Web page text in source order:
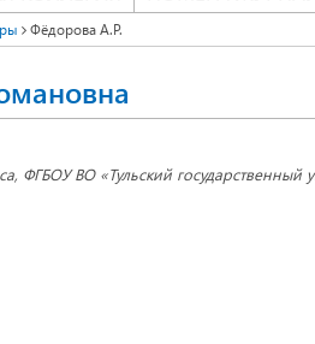
Фёдорова А.Р.
ФГБОУ ВО «Тульский государственный